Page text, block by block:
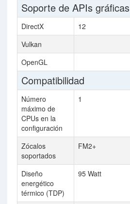
Soporte de APIs gráficas
DirectX 12
Vulkan
OpenGL
Compatibilidad
Número
máximo de
CPUs en la
configuración
1
Zócalos
soportados
FM2+
Diseño
energético
térmico (TDP)
95 Watt